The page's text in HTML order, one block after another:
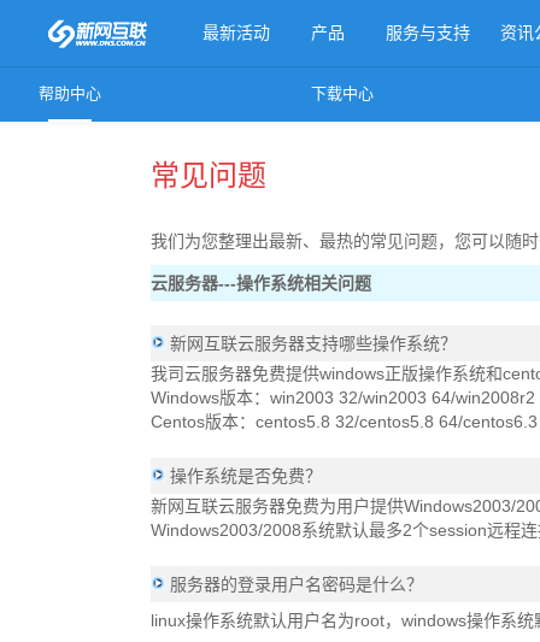
最新活动 产品 服务与支持 资讯
更多产品
帮助中心 下载中心
常见问题
我们为您整理出最新、最热的常见问题，您可以随
云服务器---操作系统相关问题
新网互联云服务器支持哪些操作系统？
我司云服务器免费提供windows正版操作系统和
Windows版本：win2003 32/win2003 64/win2008r2
Centos版本：centos5.8 32/centos5.8 64/
操作系统是否免费？
新网互联云服务器免费为用户提供Windows2003/
Windows2003/2008系统默认最多2个session远程
服务器的登录用户名密码是什么？
linux操作系统默认用户名为root，windows操作系